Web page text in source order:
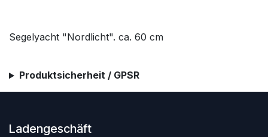
Segelyacht "Nordlicht". ca. 60 cm
Produktsicherheit / GPSR
Ladengeschäft